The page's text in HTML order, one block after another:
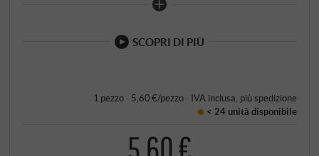
SCOPRI DI PIÙ
1 pezzo · 5,60 €/pezzo· IVA inclusa , più spedizione
< 24 unità disponibile